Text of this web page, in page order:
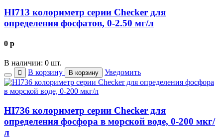
HI713 колориметр серии Checker для
определения фосфатов, 0-2.50 мг/л
0 p
В наличии: 0 шт.
В корзину
В корзину Уведомить
HI736 колориметр серии Checker для
определения фосфора в морской воде, 0-200 мкг/
л